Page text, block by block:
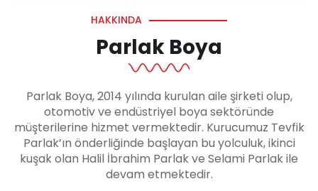
HAKKINDA
Parlak Boya
Parlak Boya, 2014 yılında kurulan aile şirketi olup,
otomotiv ve endüstriyel boya sektöründe
müşterilerine hizmet vermektedir. Kurucumuz Tevfik
Parlak’ın önderliğinde başlayan bu yolculuk, ikinci
kuşak olan Halil İbrahim Parlak ve Selami Parlak ile
devam etmektedir.